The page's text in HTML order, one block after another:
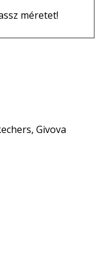
méretet!
Givova